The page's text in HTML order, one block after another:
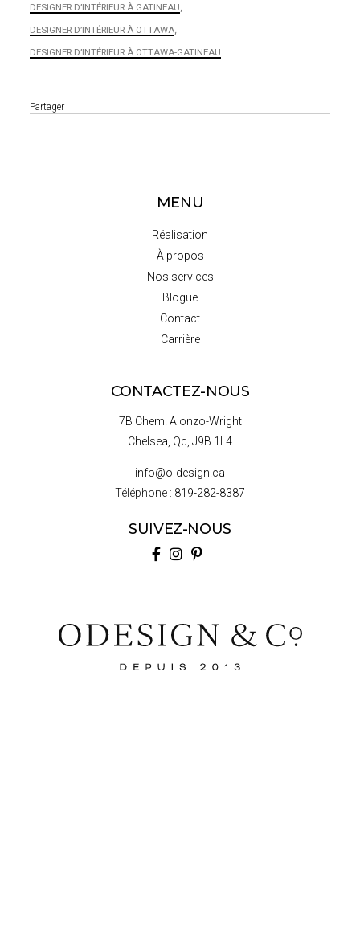
DESIGNER D’INTÉRIEUR À GATINEAU,
DESIGNER D’INTÉRIEUR À OTTAWA,
DESIGNER D’INTÉRIEUR À OTTAWA-GATINEAU
Partager
MENU
Réalisation
À propos
Nos services
Blogue
Contact
Carrière
CONTACTEZ-NOUS
7B Chem. Alonzo-Wright
Chelsea, Qc, J9B 1L4
info@o-design.ca
Téléphone : 819-282-8387
SUIVEZ-NOUS